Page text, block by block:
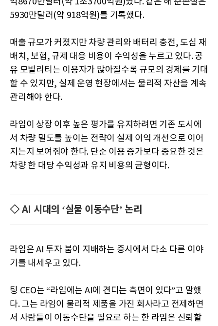
5930만달러(약 918억원)를 기록했다.
매출 규모가 커졌지만 차량 관리와 배터리 충전, 도심 재
배치, 보험, 규제 대응 비용이 수익성을 누르고 있다. 공
유 모빌리티는 이용자가 많아질수록 규모의 경제를 기대
할 수 있지만, 실제 운영 현장에서는 물리적 자산을 계속
관리해야 한다.
라임이 상장 이후 높은 평가를 유지하려면 기존 도시에
서 차량 밀도를 높이는 전략이 실제 이익 개선으로 이어
지는지 보여줘야 한다. 단순 이용 증가보다 중요한 것은
차량 한 대당 수익성과 유지 비용의 균형이다.
◇ AI 시대의 ‘실물 이동수단’ 논리
라임은 AI 투자 붐이 지배하는 증시에서 다소 다른 이야
기를 내세우고 있다.
팅 CEO는 “라임에는 AI에 견디는 측면이 있다”고 말했
다. 그는 라임이 물리적 제품을 가진 회사라고 전제하면
서 사람들이 이동수단을 필요로 하는 한 라임은 신뢰할